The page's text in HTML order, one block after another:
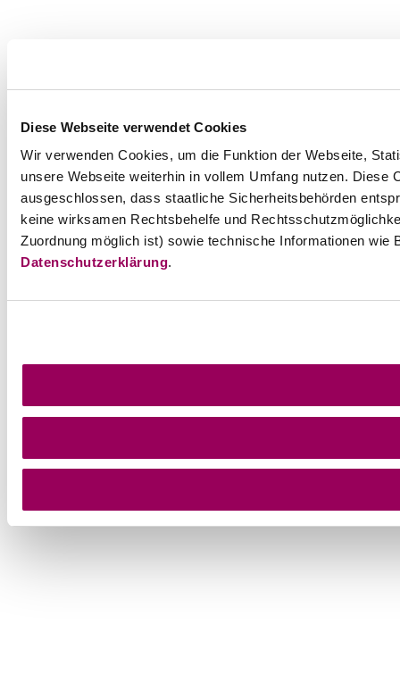
Diese Webseite verwendet Cookies
Wir verwenden Cookies, um die Funktion der Webseite,
unsere Webseite weiterhin in vollem Umfang nutzen.
ausgeschlossen, dass staatliche Sicherheitsbehörden
keine wirksamen Rechtsbehelfe und
Zuordnung möglich ist) sowie technische Informationen
Datenschutzerklärung.